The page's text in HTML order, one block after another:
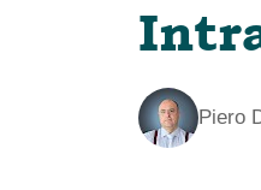
Piero